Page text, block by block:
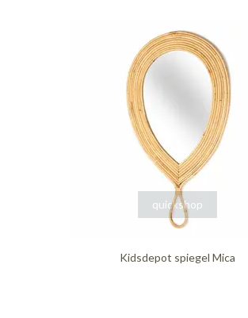
quickshop
Kidsdepot spiegel Mica